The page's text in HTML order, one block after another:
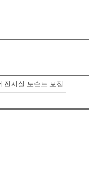
전시실 도슨트 모집